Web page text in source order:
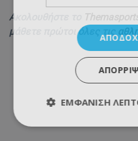
Ακολουθήστε το
μάθετε πρώτοι όλες τις
ΕΜΦΆΝΙΣΗ